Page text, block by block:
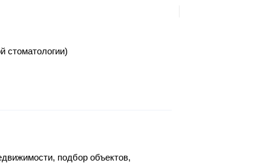
стоматологии)
подбор объектов,